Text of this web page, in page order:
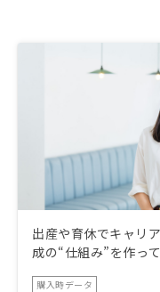
出産や育休でキャリ
成の“仕組み”を作っ
購入時データ